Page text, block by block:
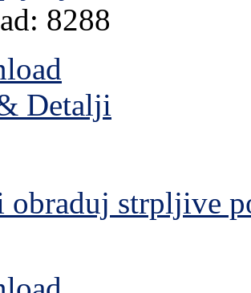
8288
Detalji
obraduj strpljive